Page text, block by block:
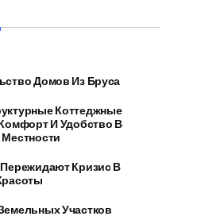
Домов Из Бруса
Коттеджные
И Удобство В
Кризис В
Участков